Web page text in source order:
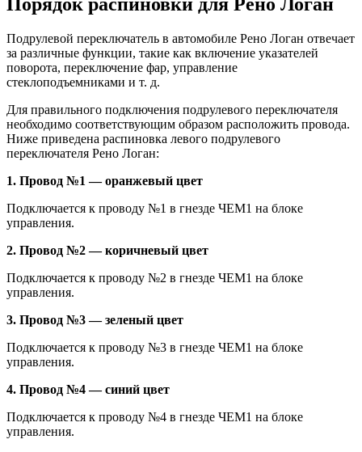
Подрулевой переключатель в автомобиле Рено Логан отвечает
за различные функции, такие как включение указателей
поворота, переключение фар, управление
стеклоподъемниками и т. д.
Для правильного подключения подрулевого переключателя
необходимо соответствующим образом расположить провода.
Ниже приведена распиновка левого подрулевого
переключателя Рено Логан:
1. Провод №1 — оранжевый цвет
Подключается к проводу №1 в гнезде ЧЕM1 на блоке
управления.
2. Провод №2 — коричневый цвет
Подключается к проводу №2 в гнезде ЧЕM1 на блоке
управления.
3. Провод №3 — зеленый цвет
Подключается к проводу №3 в гнезде ЧЕM1 на блоке
управления.
4. Провод №4 — синий цвет
Подключается к проводу №4 в гнезде ЧЕM1 на блоке
управления.